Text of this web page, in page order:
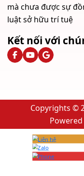
mà chưa được sự
luật sở hữu trí tuệ
Kết nối với
Copyrights ©